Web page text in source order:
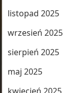
listopad 2025
wrzesień 2025
sierpień 2025
maj 2025